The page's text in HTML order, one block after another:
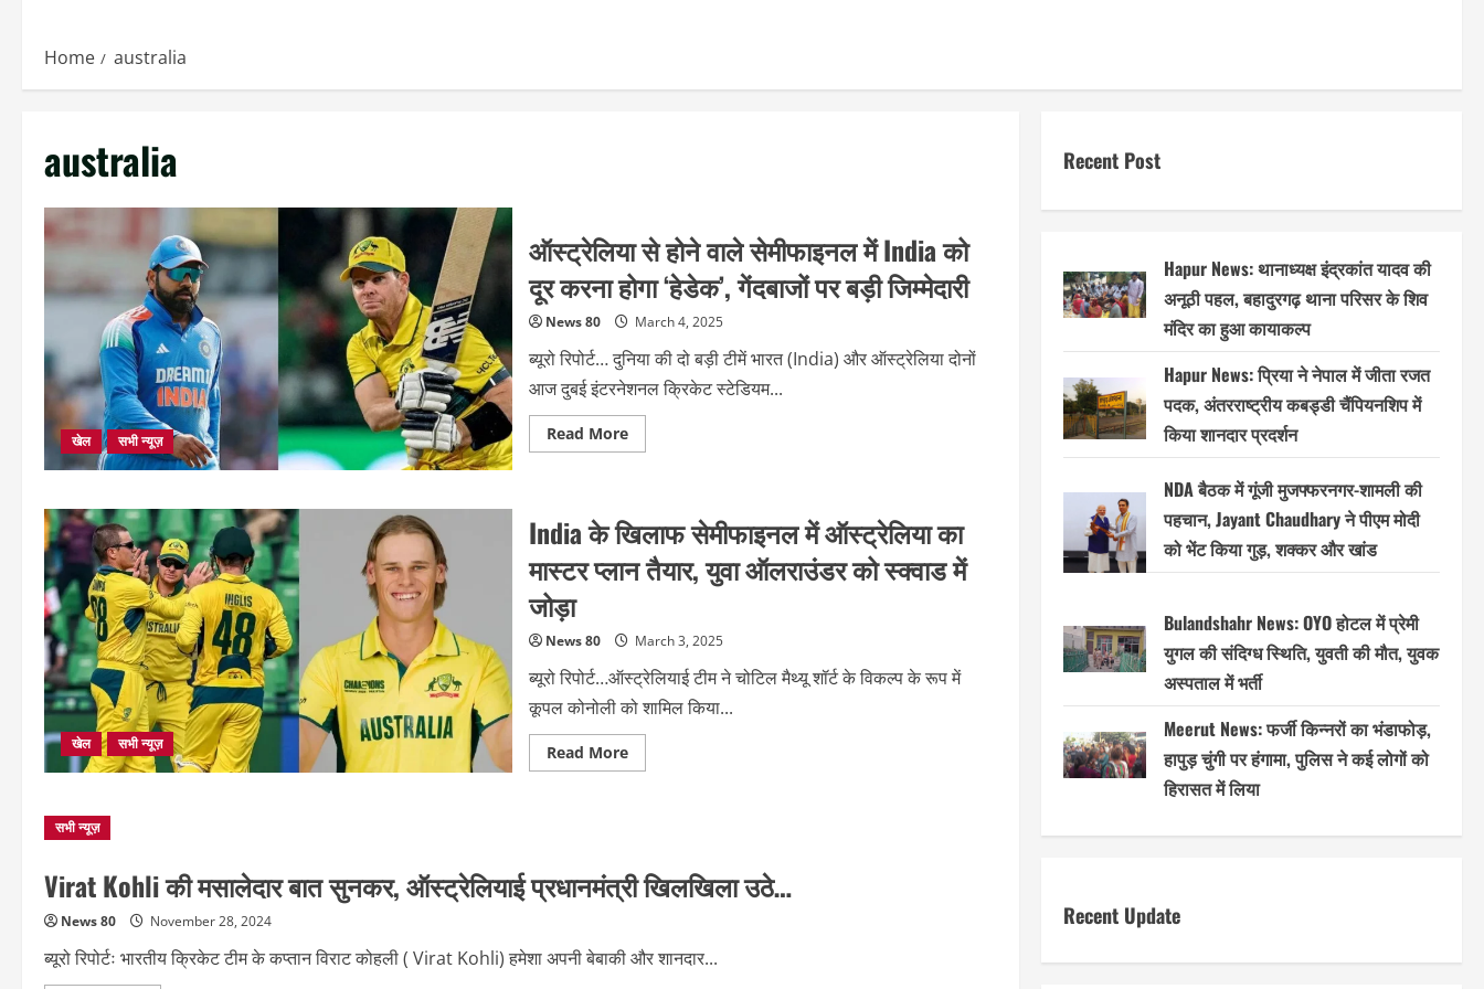
Home australia
australia
खेल सभी न्यूज़
ऑस्ट्रेलिया से होने वाले सेमीफाइनल में India को
दूर करना होगा ‘हेडेक’, गेंदबाजों पर बड़ी जिम्मेदारी
News 80 March 4, 2025
ब्यूरो रिपोर्ट… दुनिया की दो बड़ी टीमें भारत (India) और ऑस्ट्रेलिया दोनों
आज दुबई इंटरनेशनल क्रिकेट स्टेडियम...
Read MoreRead
more
वाले
सेमीफाइनल
India
को
होगा
‘हेडेक’,
गेंदबाजों
पर
बड़ी
जिम्मेदारी
खेल सभी न्यूज़
India के खिलाफ सेमीफाइनल में ऑस्‍ट्रेलिया का
मास्‍टर प्‍लान तैयार, युवा ऑलराउंडर को स्‍क्‍वाड में
जोड़ा
News 80 March 3, 2025
ब्यूरो रिपोर्ट…ऑस्‍ट्रेलियाई टीम ने चोटिल मैथ्‍यू शॉर्ट के विकल्‍प के रूप में
कूपल कोनोली को शामिल किया...
Read MoreRead
more
ऑस्‍ट्रेलिया
का
युवा
ऑलराउंडर
सभी न्यूज़
Virat Kohli की मसालेदार बात सुनकर, ऑस्‍ट्रेलियाई प्रधानमंत्री खिलखिला उठे…
News 80 November 28, 2024
ब्यूरो रिपोर्टः भारतीय क्रिकेट टीम के कप्तान विराट कोहली ( Virat Kohli) हमेशा अपनी बेबाकी और शानदार...
Recent Post
Hapur News: थानाध्यक्ष इंद्रकांत यादव की
अनूठी पहल, बहादुरगढ़ थाना परिसर के शिव
मंदिर का हुआ कायाकल्प
Hapur News: प्रिया ने नेपाल में जीता रजत
पदक, अंतरराष्ट्रीय कबड्डी चैंपियनशिप में
किया शानदार प्रदर्शन
NDA बैठक में गूंजी मुजफ्फरनगर-शामली की
पहचान, Jayant Chaudhary ने पीएम मोदी
को भेंट किया गुड़, शक्कर और खांड
Bulandshahr News: OYO होटल में प्रेमी
युगल की संदिग्ध स्थिति, युवती की मौत, युवक
अस्पताल में भर्ती
Meerut News: फर्जी किन्नरों का भंडाफोड़,
हापुड़ चुंगी पर हंगामा, पुलिस ने कई लोगों को
हिरासत में लिया
Recent Update